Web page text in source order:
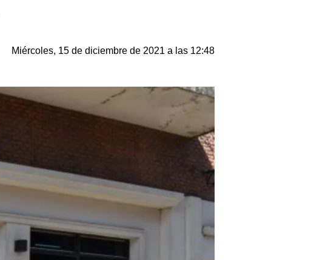
Miércoles, 15 de diciembre de 2021 a las 12:48